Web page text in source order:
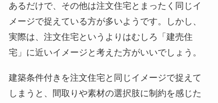
あるだけで、その他は注文住宅とまったく同じイ
メージで捉えている方が多いようです。しかし、
実際は、注文住宅というよりはむしろ「建売住
宅」に近いイメージと考えた方がいいでしょう。
建築条件付きを注文住宅と同じイメージで捉えて
しまうと、間取りや素材の選択肢に制約を感じた